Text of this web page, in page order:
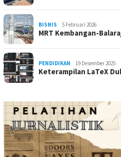
BISNIS 5 Februari 2026
MRT Kembangan-
PENDIDIKAN 19 Desember 2025
Keterampilan LaTeX